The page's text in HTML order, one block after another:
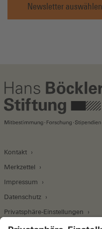
Newsletter auswählen
Kontakt
Merkzettel
Impressum
Datenschutz
Privatsphäre-Einstellungen